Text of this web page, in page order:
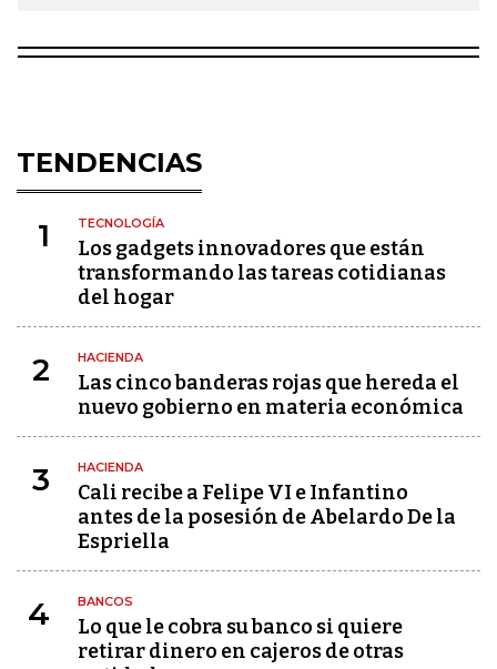
TENDENCIAS
1 TECNOLOGÍA
Los gadgets innovadores que están
transformando las tareas cotidianas
del hogar
2 HACIENDA
Las cinco banderas rojas que hereda el
nuevo gobierno en materia económica
3 HACIENDA
Cali recibe a Felipe VI e Infantino
antes de la posesión de Abelardo De la
Espriella
4 BANCOS
Lo que le cobra su banco si quiere
retirar dinero en cajeros de otras